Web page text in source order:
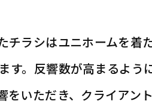
チラシはユニホームを着
す。反響数が高まるよう
いただき、クライアン